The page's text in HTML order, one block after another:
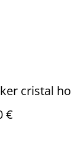
cristal
€